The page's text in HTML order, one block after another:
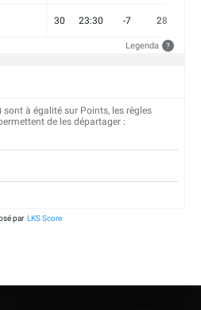
30 23:30 -7 28
Legenda ?
à égalité sur Points, les règles
de les départager :
par LKS Score